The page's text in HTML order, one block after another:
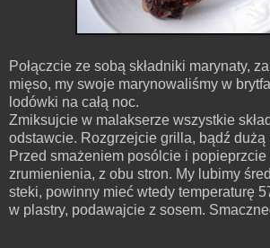
Połączcie ze sobą składniki marynaty,
mięso, my swoje marynowaliśmy w
lodówki na całą noc.
Zmiksujcie w malakserze wszystkie
odstawcie. Rozgrzejcie grilla, bądź
Przed smażeniem posólcie i
zrumienienia, z obu stron. My lubimy
steki, powinny mieć wtedy temperaturę
w plastry, podawajcie z sosem.